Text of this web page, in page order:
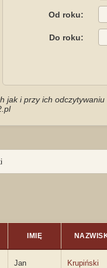
Od roku:
Do roku:
jak i przy ich
IMIĘ
Jan Krupiński